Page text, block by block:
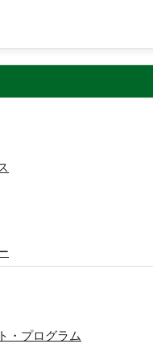
・プログラム